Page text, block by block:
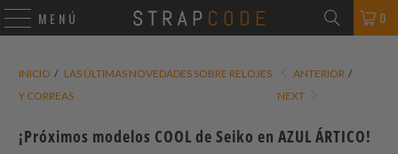
MENÚ 0
INICIO / LAS ÚLTIMAS NOVEDADES SOBRE RELOJES
Y CORREAS
ANTERIOR /
NEXT
¡Próximos modelos COOL de Seiko en AZUL ÁRTICO!